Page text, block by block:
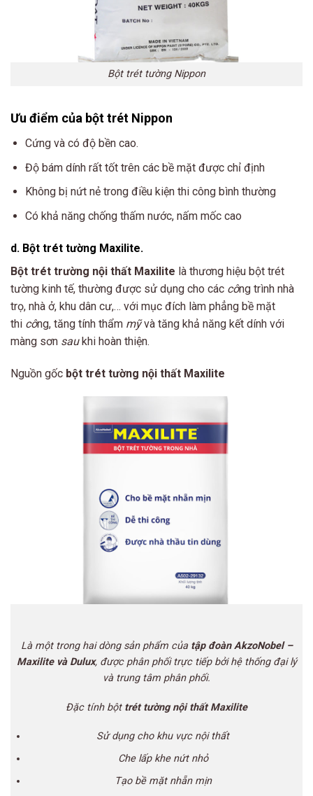
Bột trét tường Nippon
Ưu điểm của bột trét Nippon
Cứng và có độ bền cao.
Độ bám dính rất tốt trên các bề mặt được chỉ định
Không bị nứt nẻ trong điều kiện thi công bình thường
Có khả năng chống thấm nước, nấm mốc cao
d. Bột trét tường Maxilite.
Bột trét trường nội thất Maxilite là thương hiệu bột trét
tường kinh tế, thường được sử dụng cho các công trình nhà
trọ, nhà ở, khu dân cư,… với mục đích làm phẳng bề mặt
thi công, tăng tính thẩm mỹvà tăng khả năng kết dính với
màng sơn saukhi hoàn thiện.
Nguồn gốc bột trét tường nội thất Maxilite
Là một trong hai dòng sản phẩm của tập đoàn AkzoNobel –
Maxilite và Dulux, được phân phối trực tiếp bởi hệ thống đại lý
và trung tâm phân phối.
Đặc tính bột trét tường nội thất Maxilite
Sử dụng cho khu vực nội thất
Che lấp khe nứt nhỏ
Tạo bề mặt nhẵn mịn